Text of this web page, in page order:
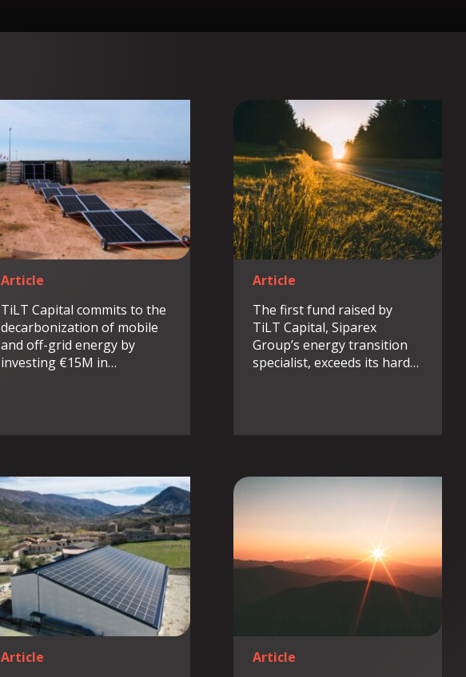
Article
TiLT Capital commits to the
decarbonization of mobile
and off-grid energy by
investing €15M in…
Article
The first fund raised by
TiLT Capital, Siparex
Group’s energy transition
specialist, exceeds its hard…
Article
Article